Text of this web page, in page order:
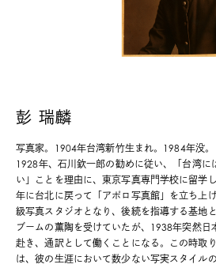
彭 瑞麟
写真家。1904年台湾新竹生まれ。1984年没。
1928年、石川欽一郎の勧めに従い、「台湾に
い」ことを理由に、東京写真専門学校に留学
年に台北に戻って「アポロ写真館」を立ち上
級写真スタジオとなり、後続を指導する基地
ブームの薫陶を受けていたが、1938年突然日
赴き、通訳として働くことになる。この時取
は、彼の生涯において数少ない写実スタイル